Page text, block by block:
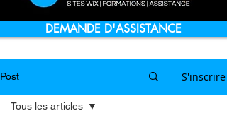
DEMANDE D'ASSISTANCE
Post S'inscrire
Tous les articles